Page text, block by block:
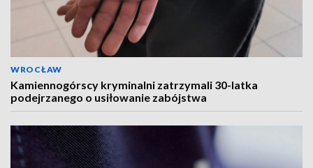
WROCŁAW
Kamiennogórscy kryminalni zatrzymali 30-latka
podejrzanego o usiłowanie zabójstwa